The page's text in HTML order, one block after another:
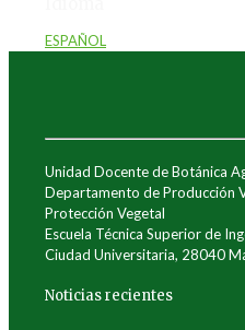
ESPAÑOL
Unidad Docente de Botánica
Departamento de Producción
Protección Vegetal
Escuela Técnica Superior de
Ciudad Universitaria, 28040
Noticias recientes